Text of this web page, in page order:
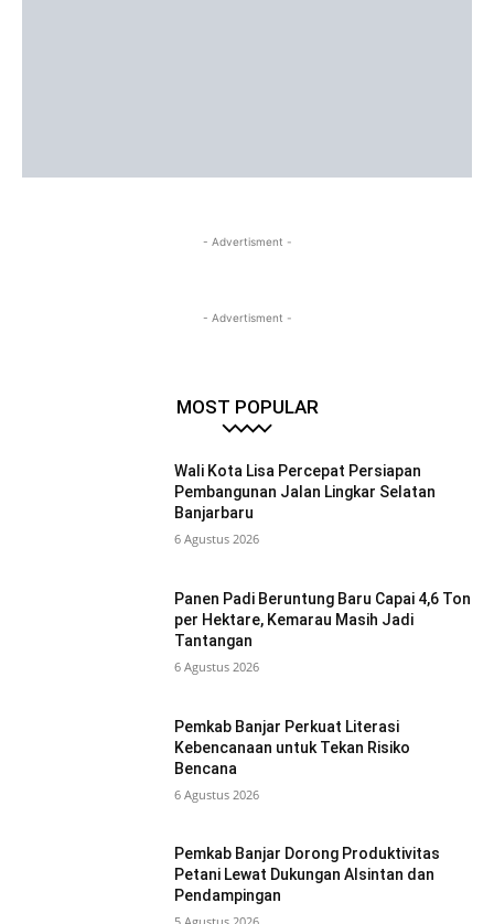
- Advertisment -
- Advertisment -
MOST POPULAR
Wali Kota Lisa Percepat Persiapan
Pembangunan Jalan Lingkar Selatan
Banjarbaru
6 Agustus 2026
Panen Padi Beruntung Baru Capai 4,6 Ton
per Hektare, Kemarau Masih Jadi
Tantangan
6 Agustus 2026
Pemkab Banjar Perkuat Literasi
Kebencanaan untuk Tekan Risiko
Bencana
6 Agustus 2026
Pemkab Banjar Dorong Produktivitas
Petani Lewat Dukungan Alsintan dan
Pendampingan